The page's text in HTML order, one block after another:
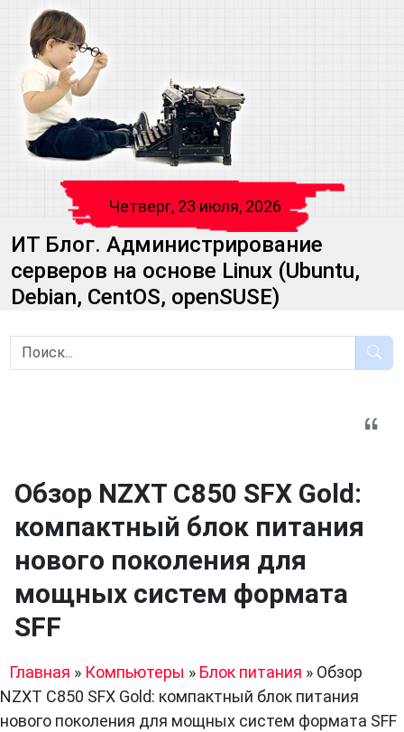
Четверг, 23 июля, 2026
ИТ Блог. Администрирование
серверов на основе Linux (Ubuntu,
Debian, CentOS, openSUSE)
Обзор NZXT C850 SFX Gold:
компактный блок питания
нового поколения для
мощных систем формата
SFF
Главная » Компьютеры » Блок питания » Обзор
NZXT C850 SFX Gold: компактный блок питания
нового поколения для мощных систем формата SFF